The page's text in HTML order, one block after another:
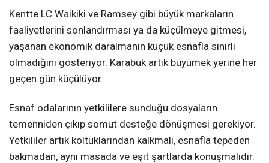
Kentte LC Waikiki ve Ramsey gibi büyük markaların
faaliyetlerini sonlandırması ya da küçülmeye gitmesi,
yaşanan ekonomik daralmanın küçük esnafla sınırlı
olmadığını gösteriyor. Karabük artık büyümek yerine her
geçen gün küçülüyor.
Esnaf odalarının yetkililere sunduğu dosyaların
temenniden çıkıp somut desteğe dönüşmesi gerekiyor.
Yetkililer artık koltuklarından kalkmalı, esnafla tepeden
bakmadan, aynı masada ve eşit şartlarda konuşmalıdır.